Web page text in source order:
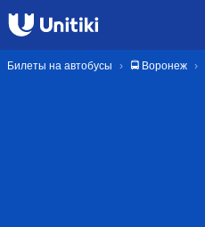
Билеты на автобусы 🚍 Воронеж